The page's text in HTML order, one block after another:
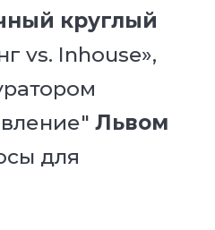
круглый
vs. Inhouse»,
Львом
для